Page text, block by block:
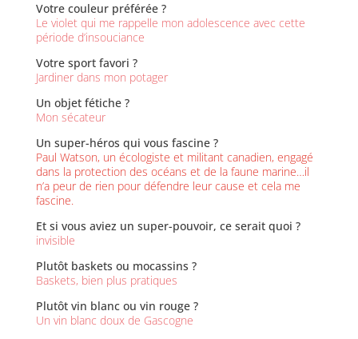
Votre couleur préférée ?
Le violet qui me rappelle mon adolescence avec cette
période d’insouciance
Votre sport favori ?
Jardiner dans mon potager
Un objet fétiche ?
Mon sécateur
Un super-héros qui vous fascine ?
Paul Watson, un écologiste et militant canadien, engagé
dans la protection des océans et de la faune marine…il
n’a peur de rien pour défendre leur cause et cela me
fascine.
Et si vous aviez un super-pouvoir, ce serait quoi ?
invisible
Plutôt baskets ou mocassins ?
Baskets, bien plus pratiques
Plutôt vin blanc ou vin rouge ?
Un vin blanc doux de Gascogne